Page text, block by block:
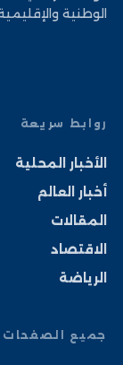
الوطنية
روابط سريعة
الأخبار المحلية
أخبار العالم
المقالات
الاقتصاد
الرياضة
جميع الصفحات